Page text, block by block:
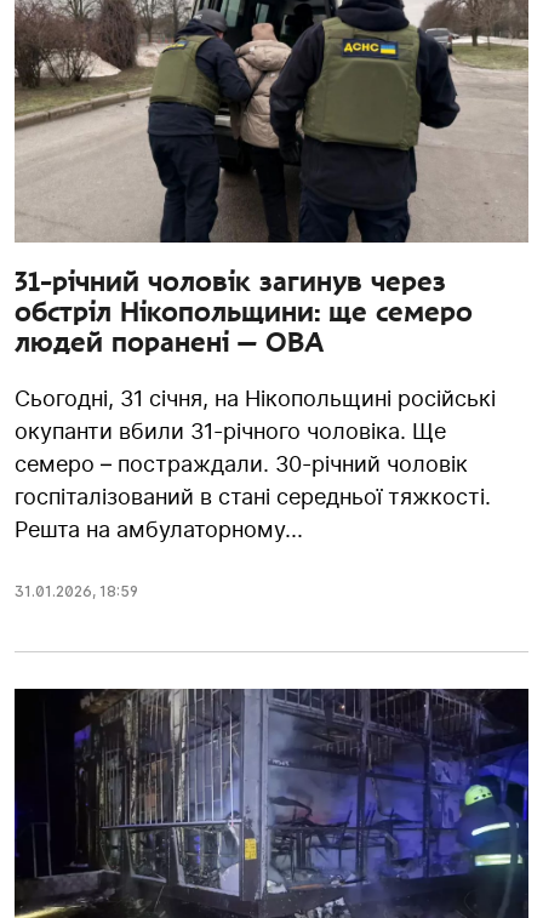
31-річний чоловік загинув через
обстріл Нікопольщини: ще семеро
людей поранені — ОВА
Сьогодні, 31 січня, на Нікопольщині російські
окупанти вбили 31-річного чоловіка. Ще
семеро – постраждали. 30-річний чоловік
госпіталізований в стані середньої тяжкості.
Решта на амбулаторному...
31.01.2026, 18:59